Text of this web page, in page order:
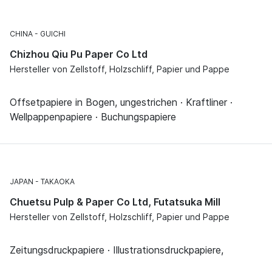
CHINA GUICHI
Chizhou Qiu Pu Paper Co Ltd
Hersteller von Zellstoff, Holzschliff, Papier und Pappe
Offsetpapiere in Bogen, ungestrichen · Kraftliner ·
Wellpappenpapiere · Buchungspapiere
JAPAN TAKAOKA
Chuetsu Pulp & Paper Co Ltd, Futatsuka Mill
Hersteller von Zellstoff, Holzschliff, Papier und Pappe
Zeitungsdruckpapiere · Illustrationsdruckpapiere,